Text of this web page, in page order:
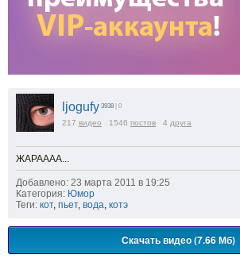
ljogufy 3938 | 0
217 видео 1546 постов 4 друга
ЖАРАААА...
Добавлено: 23 марта 2011 в 19:25
Категория: Юмор
Теги: кот, пьет, вода, котэ
Скачать видео (7.66 Мб)